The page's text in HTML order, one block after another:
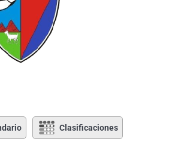
Clasificaciones